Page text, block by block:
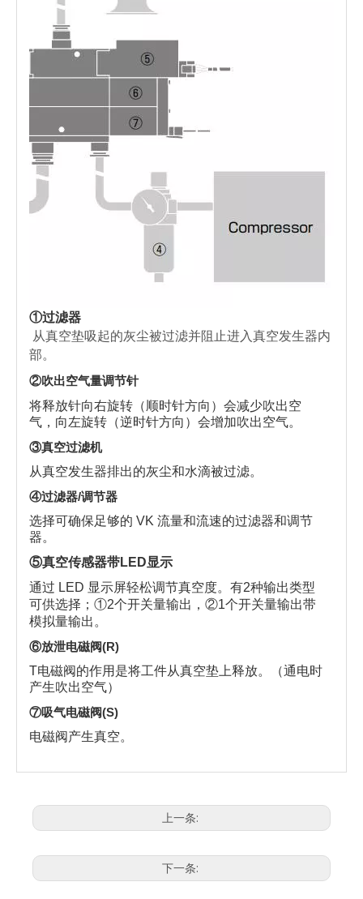
①过滤器
从真空垫吸起的灰尘被过滤并阻止进入真空发生器内
部。
②吹出空气量调节针
将释放针向右旋转（顺时针方向）会减少吹出空
气，向左旋转（逆时针方向）会增加吹出空气。
③真空过滤机
从真空发生器排出的灰尘和水滴被过滤。
④过滤器/调节器
选择可确保足够的 VK 流量和流速的过滤器和调节
器。
⑤真空传感器带LED显示
通过 LED 显示屏轻松调节真空度。有2种输出类型
可供选择；①2个开关量输出，②1个开关量输出带
模拟量输出。
⑥放泄电磁阀(R)
T电磁阀的作用是将工件从真空垫上释放。（通电时
产生吹出空气）
⑦吸气电磁阀(S)
电磁阀产生真空。
上一条:
下一条: